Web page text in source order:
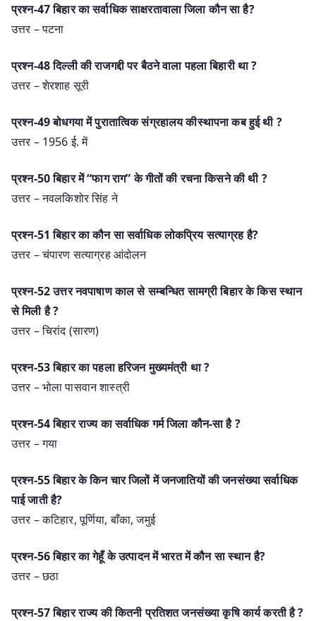
प्रश्न-47 बिहार का सर्वाधिक साक्षरतावाला जिला कौन सा है?
उत्तर – पटना
प्रश्न-48 दिल्ली की राजगद्दी पर बैठने वाला पहला बिहारी था ?
उत्तर – शेरशाह सूरी
प्रश्न-49 बोधगया में पुरातात्विक संग्रहालय कीस्थापना कब हुई थी ?
उत्तर – 1956 ई. में
प्रश्न-50 बिहार में “फाग राग” के गीतों की रचना किसने की थी ?
उत्तर – नवलकिशोर सिंह ने
प्रश्न-51 बिहार का कौन सा सर्वाधिक लोकप्रिय सत्याग्रह है?
उत्तर – चंपारण सत्याग्रह आंदोलन
प्रश्न-52 उत्तर नवपाषाण काल से सम्बन्धित सामग्री बिहार के किस स्थान
से मिली है ?
उत्तर – चिरांद (सारण)
प्रश्न-53 बिहार का पहला हरिजन मुख्यमंत्री था ?
उत्तर – भोला पासवान शास्त्री
प्रश्न-54 बिहार राज्य का सर्वाधिक गर्म जिला कौन-सा है ?
उत्तर – गया
प्रश्न-55 बिहार के किन चार जिलों में जनजातियों की जनसंख्या सर्वाधिक
पाई जाती है?
उत्तर – कटिहार, पूर्णिया, बाँका, जमुई
प्रश्न-56 बिहार का गेहूँ के उत्पादन में भारत में कौन सा स्थान है?
उत्तर – छठा
प्रश्न-57 बिहार राज्य की कितनी प्रतिशत जनसंख्या कृषि कार्य करती है ?